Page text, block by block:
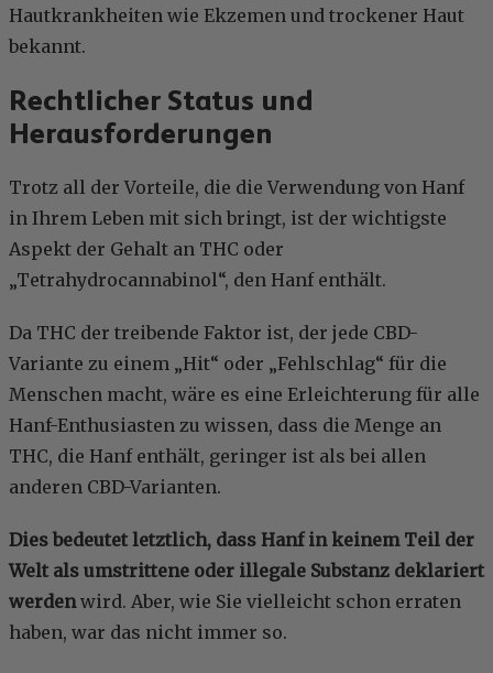
Hautkrankheiten wie Ekzemen und trockener Haut
bekannt.
Rechtlicher Status und
Herausforderungen
Trotz all der Vorteile, die die Verwendung von Hanf
in Ihrem Leben mit sich bringt, ist der wichtigste
Aspekt der Gehalt an THC oder
„Tetrahydrocannabinol“, den Hanf enthält.
Da THC der treibende Faktor ist, der jede CBD-
Variante zu einem „Hit“ oder „Fehlschlag“ für die
Menschen macht, wäre es eine Erleichterung für alle
Hanf-Enthusiasten zu wissen, dass die Menge an
THC, die Hanf enthält, geringer ist als bei allen
anderen CBD-Varianten.
Dies bedeutet letztlich, dass Hanf in keinem Teil der
Welt als umstrittene oder illegale Substanz deklariert
werdenwird. Aber, wie Sie vielleicht schon erraten
haben, war das nicht immer so.